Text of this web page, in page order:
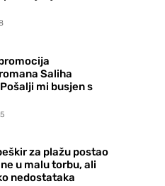
Saliha
mi busjen s
za plažu postao
u malu torbu, ali
nedostataka